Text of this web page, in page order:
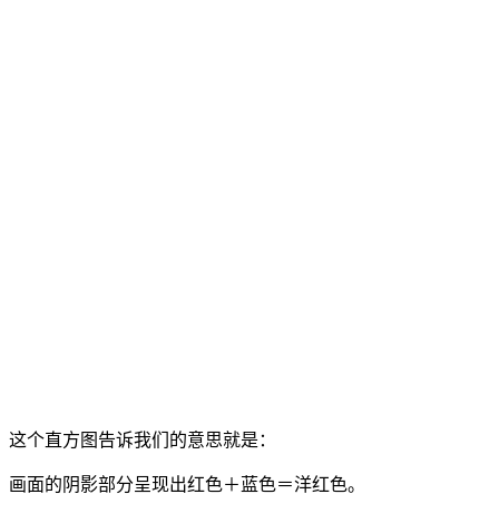
这个直方图告诉我们的意思就是：
画面的阴影部分呈现出红色＋蓝色＝洋红色。